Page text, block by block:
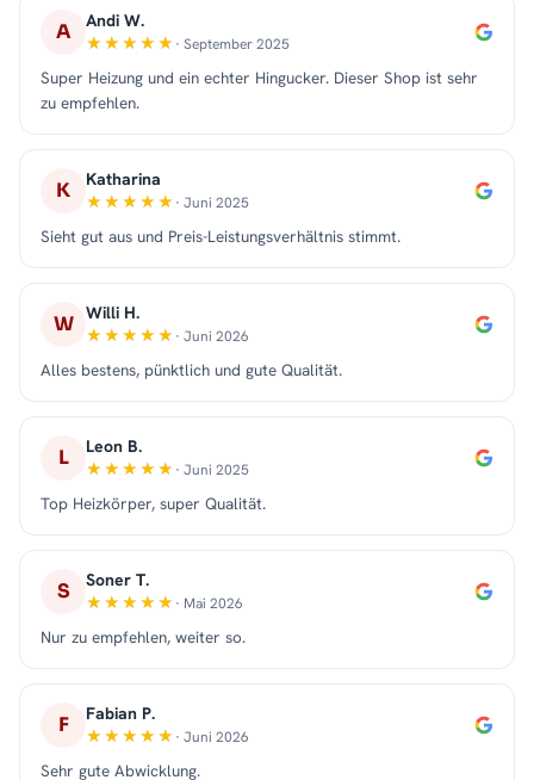
A Andi W.
· September 2025
Super Heizung und ein echter Hingucker. Dieser Shop ist sehr
zu empfehlen.
K Katharina
· Juni 2025
Sieht gut aus und Preis-Leistungsverhältnis stimmt.
W Willi H.
· Juni 2026
Alles bestens, pünktlich und gute Qualität.
L Leon B.
· Juni 2025
Top Heizkörper, super Qualität.
S Soner T.
· Mai 2026
Nur zu empfehlen, weiter so.
F Fabian P.
· Juni 2026
Sehr gute Abwicklung.